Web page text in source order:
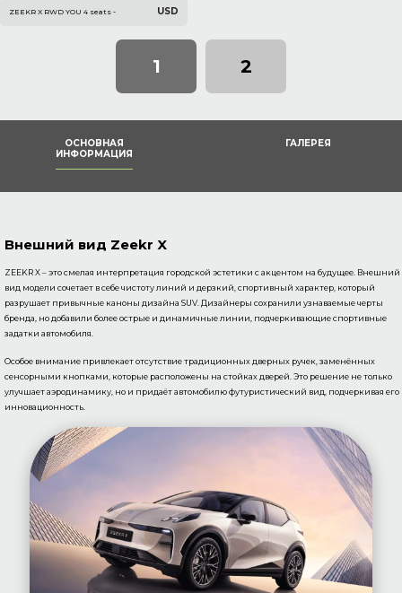
ZEEKR X RWD YOU 4 seats - USD
1 2
ОСНОВНАЯ
ИНФОРМАЦИЯ
ГАЛЕРЕЯ
Внешний вид Zeekr X
ZEEKR X – это смелая интерпретация городской эстетики с акцентом на будущее. Внешний
вид модели сочетает в себе чистоту линий и дерзкий, спортивный характер, который
разрушает привычные каноны дизайна SUV. Дизайнеры сохранили узнаваемые черты
бренда, но добавили более острые и динамичные линии, подчеркивающие спортивные
задатки автомобиля.
Особое внимание привлекает отсутствие традиционных дверных ручек, заменённых
сенсорными кнопками, которые расположены на стойках дверей. Это решение не только
улучшает аэродинамику, но и придаёт автомобилю футуристический вид, подчеркивая его
инновационность.